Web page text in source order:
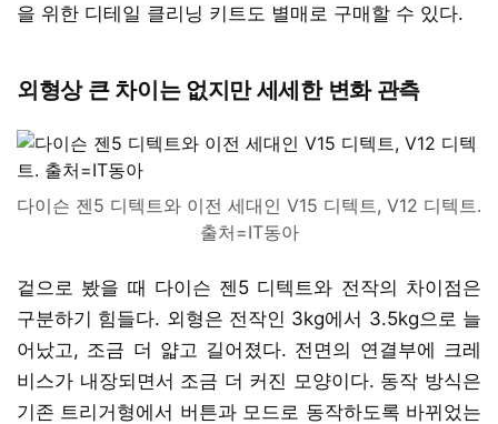
을 위한 디테일 클리닝 키트도 별매로 구매할 수 있다.
외형상 큰 차이는 없지만 세세한 변화 관측
다이슨 젠5 디텍트와 이전 세대인 V15 디텍트, V12 디텍트.
출처=IT동아
겉으로 봤을 때 다이슨 젠5 디텍트와 전작의 차이점은
구분하기 힘들다. 외형은 전작인 3kg에서 3.5kg으로 늘
어났고, 조금 더 얇고 길어졌다. 전면의 연결부에 크레
비스가 내장되면서 조금 더 커진 모양이다. 동작 방식은
기존 트리거형에서 버튼과 모드로 동작하도록 바뀌었는